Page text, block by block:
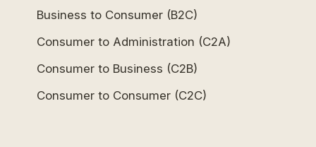
Business to Consumer (B2C)
Consumer to Administration (C2A)
Consumer to Business (C2B)
Consumer to Consumer (C2C)